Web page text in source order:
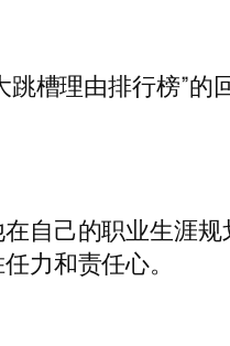
跳槽理由排行榜”的
自己的职业生涯
力和责任心。